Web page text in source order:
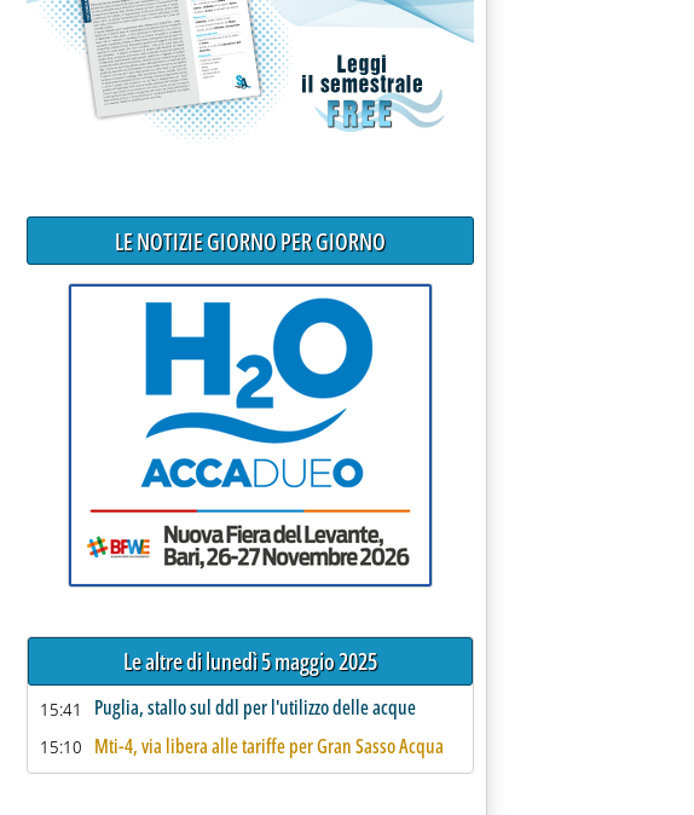
LE NOTIZIE GIORNO PER GIORNO
Le altre di lunedì 5 maggio 2025
15:41 Puglia, stallo sul ddl per l'utilizzo delle acque
15:10 Mti-4, via libera alle tariffe per Gran Sasso Acqua